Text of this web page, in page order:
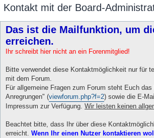
Kontakt mit der Board-
Das ist die Mailfunktion, um
erreichen.
Ihr schreibt hier nicht an ein Forenmitglied!
Bitte verwendet diese Kontaktmöglichkeit nur für
mit dem Forum.
Für allgemeine Fragen zum Forum steht Euch
Anregrungen" (viewforum.php?f=2) sowie die E-
Impressum zur Verfügung. Wir leisten keinen
Beachtet bitte, dass Ihr über diese
erreicht. Wenn Ihr einen Nutzer kontaktieren